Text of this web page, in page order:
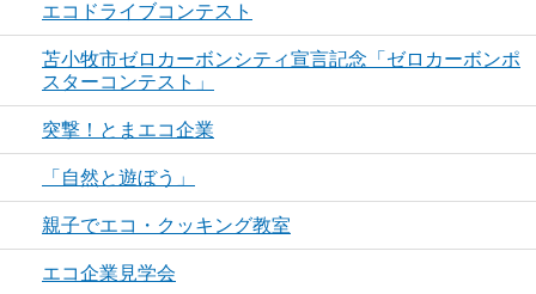
エコドライブコンテスト
苫小牧市ゼロカーボンシティ宣言記念「ゼロカーボンポ
スターコンテスト」
突撃！とまエコ企業
「自然と遊ぼう」
親子でエコ・クッキング教室
エコ企業見学会